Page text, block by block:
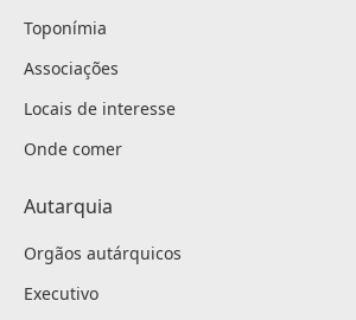
Toponímia
Associações
Locais de interesse
Onde comer
Autarquia
Orgãos autárquicos
Executivo